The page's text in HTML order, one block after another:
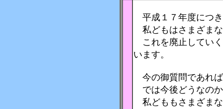
平成１７年度につ
私どもはさまざま
これを廃止してい
います。
今の御質問であれ
では今後どうなの
私どももさまざま